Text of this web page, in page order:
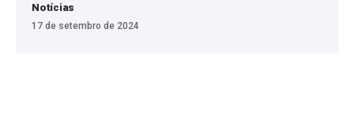
Notícias
17 de setembro de 2024